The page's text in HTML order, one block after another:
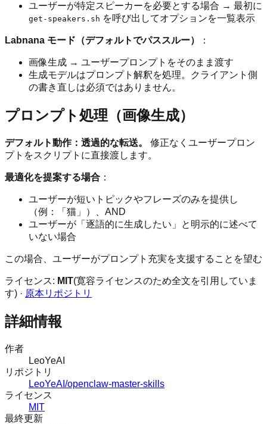
ユーザーが特定スピーカーを必要とする場合 → 最初に
get-speakers.sh を呼び出してオプションを一覧表示
Labnana モード（デフォルトでパススルー） ：
画像生成 → ユーザープロンプトをそのまま渡す
生成モデルはプロンプト解釈を処理。クライアント側
の書き直しは必須ではありません。
プロンプト処理（画像生成）
デフォルト動作：透過的な転送。
修正なくユーザープロン
プトをスクリプトに直接渡します。
最適化を提案する場合 ：
ユーザーが短いトピックやフレーズのみを提供し
（例：「猫」）、AND
ユーザーが「逐語的に生成したい」と明示的に述べて
いない場合
この場合、ユーザーがプロンプト充実を支援することを望む
ライセンス: MIT(寛容ライセンスのため全文を引用していま
す) · 原本リポジトリ
詳細情報
作者
LeoYeAI
リポジトリ
LeoYeAI/openclaw-master-skills
ライセンス
MIT
最終更新